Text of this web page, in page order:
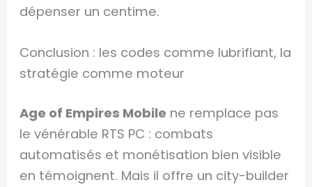
dépenser un centime.
Conclusion : les codes comme lubrifiant, la
stratégie comme moteur
Age of Empires Mobile ne remplace pas
le vénérable RTS PC : combats
automatisés et monétisation bien visible
en témoignent. Mais il offre un city-builder